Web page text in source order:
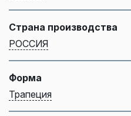
Страна производства
РОССИЯ
Форма
Трапеция